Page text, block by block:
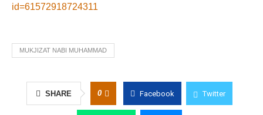
id=61572918724311
MUKJIZAT NABI MUHAMMAD
SHARE 0 Facebook Twitter